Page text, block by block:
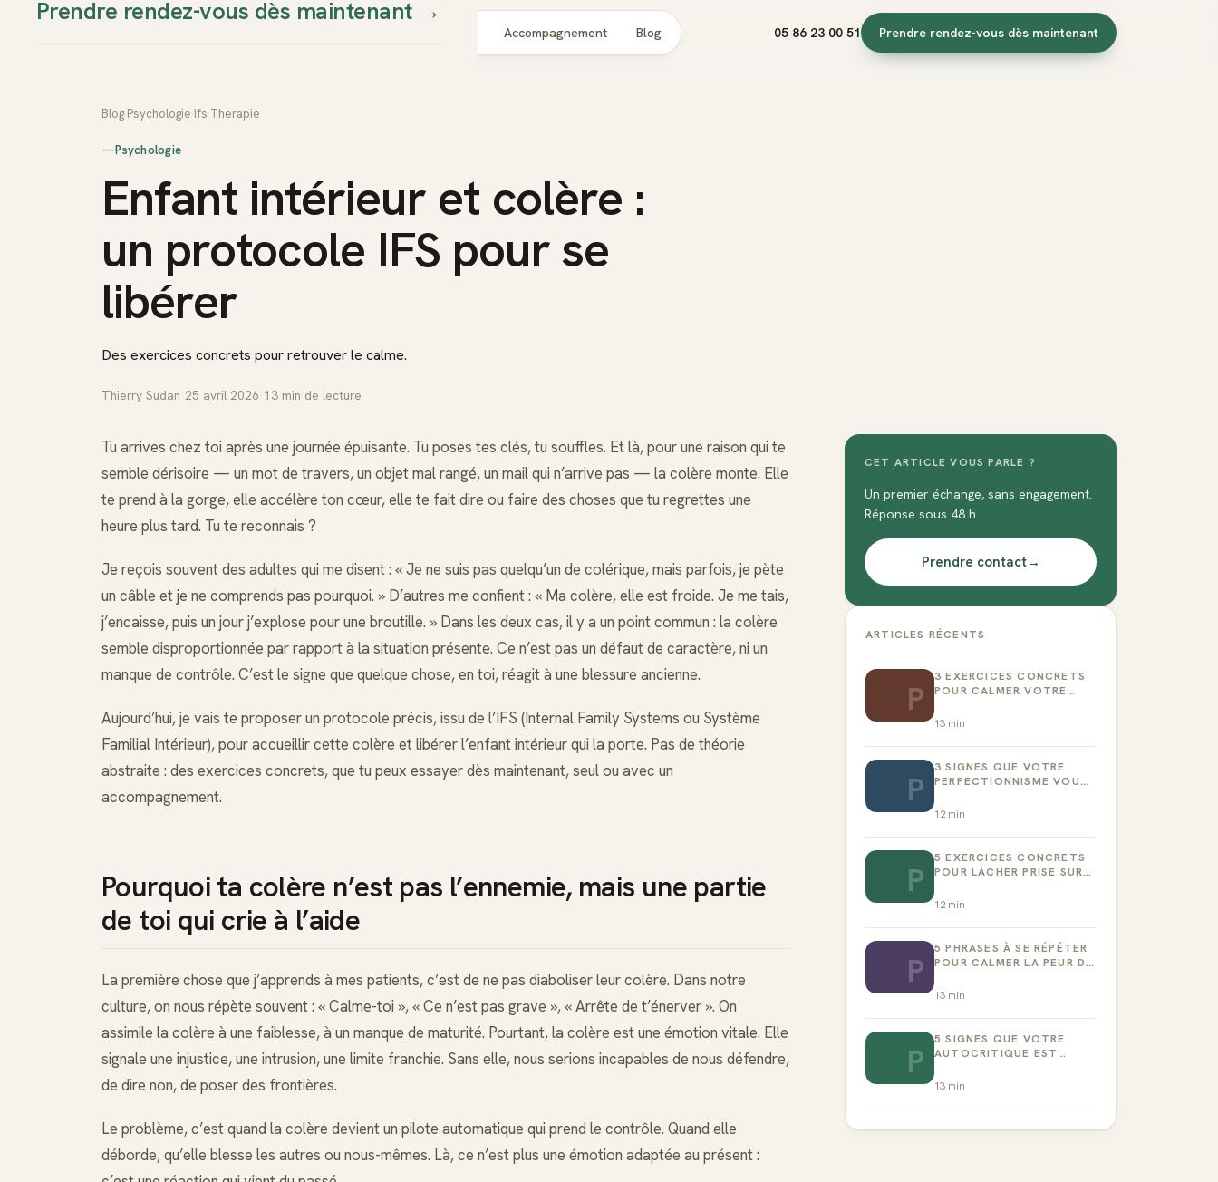
Accompagnement Blog 05 86 23 00 51 Prendre rendez-vous dès maintenant
Prendre rendez-vous dès maintenant→
Blog Psychologie Ifs Therapie
—Psychologie
Enfant intérieur et colère :
un protocole IFS pour se
libérer
Des exercices concrets pour retrouver le calme.
Thierry Sudan 25 avril 2026 13 min de lecture
Tu arrives chez toi après une journée épuisante. Tu poses tes clés, tu souffles. Et là, pour une raison qui te
semble dérisoire — un mot de travers, un objet mal rangé, un mail qui n’arrive pas — la colère monte. Elle
te prend à la gorge, elle accélère ton cœur, elle te fait dire ou faire des choses que tu regrettes une
heure plus tard. Tu te reconnais ?
Je reçois souvent des adultes qui me disent : « Je ne suis pas quelqu’un de colérique, mais parfois, je pète
un câble et je ne comprends pas pourquoi. » D’autres me confient : « Ma colère, elle est froide. Je me tais,
j’encaisse, puis un jour j’explose pour une broutille. » Dans les deux cas, il y a un point commun : la colère
semble disproportionnée par rapport à la situation présente. Ce n’est pas un défaut de caractère, ni un
manque de contrôle. C’est le signe que quelque chose, en toi, réagit à une blessure ancienne.
Aujourd’hui, je vais te proposer un protocole précis, issu de l’IFS (Internal Family Systems ou Système
Familial Intérieur), pour accueillir cette colère et libérer l’enfant intérieur qui la porte. Pas de théorie
abstraite : des exercices concrets, que tu peux essayer dès maintenant, seul ou avec un
accompagnement.
Pourquoi ta colère n’est pas l’ennemie, mais une partie
de toi qui crie à l’aide
La première chose que j’apprends à mes patients, c’est de ne pas diaboliser leur colère. Dans notre
culture, on nous répète souvent : « Calme-toi », « Ce n’est pas grave », « Arrête de t’énerver ». On
assimile la colère à une faiblesse, à un manque de maturité. Pourtant, la colère est une émotion vitale. Elle
signale une injustice, une intrusion, une limite franchie. Sans elle, nous serions incapables de nous défendre,
de dire non, de poser des frontières.
Le problème, c’est quand la colère devient un pilote automatique qui prend le contrôle. Quand elle
déborde, qu’elle blesse les autres ou nous-mêmes. Là, ce n’est plus une émotion adaptée au présent :
CET ARTICLE VOUS PARLE ?
Un premier échange, sans engagement.
Réponse sous 48 h.
Prendre contact→
ARTICLES RÉCENTS
P
3 EXERCICES CONCRETS
POUR CALMER VOTRE
13 min
P
3 SIGNES QUE VOTRE
PERFECTIONNISME VOUS
12min
P
5 EXERCICES CONCRETS
POUR LÂCHER PRISE SUR
12min
P
5 PHRASES À SE RÉPÉTER
POUR CALMER LA PEUR DE
13 min
P
5 SIGNES QUE VOTRE
AUTOCRITIQUE EST
13 min